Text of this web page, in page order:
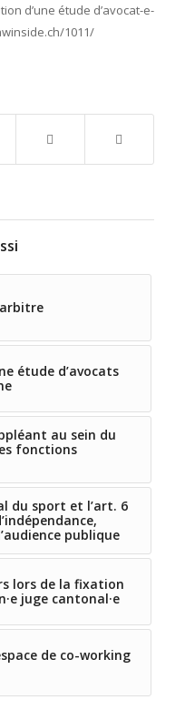
d’une étude d’avocat-e-
1011/
étude d’avocats
au sein du
fonctions
du sport et l’art. 6
publique
lors de la fixation
juge cantonal·e
de co-working